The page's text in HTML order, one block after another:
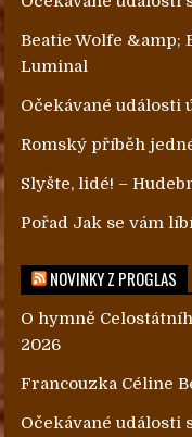
Beatie Wolfe &amp;
Luminal
Očekávané události
Romský příběh
Slyšte, lidé! –
Pořad Jak se vám
NOVINKY Z PROGLAS
O hymně
2026
Francouzka Céline
Očekávané události